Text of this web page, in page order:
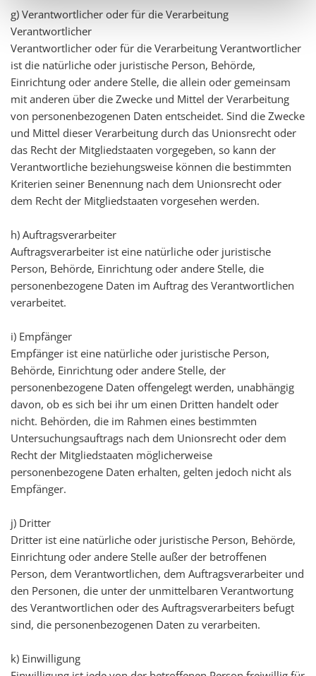
g) Verantwortlicher oder für die Verarbeitung
Verantwortlicher
Verantwortlicher oder für die Verarbeitung Verantwortlicher
ist die natürliche oder juristische Person, Behörde,
Einrichtung oder andere Stelle, die allein oder gemeinsam
mit anderen über die Zwecke und Mittel der Verarbeitung
von personenbezogenen Daten entscheidet. Sind die Zwecke
und Mittel dieser Verarbeitung durch das Unionsrecht oder
das Recht der Mitgliedstaaten vorgegeben, so kann der
Verantwortliche beziehungsweise können die bestimmten
Kriterien seiner Benennung nach dem Unionsrecht oder
dem Recht der Mitgliedstaaten vorgesehen werden.
h) Auftragsverarbeiter
Auftragsverarbeiter ist eine natürliche oder juristische
Person, Behörde, Einrichtung oder andere Stelle, die
personenbezogene Daten im Auftrag des Verantwortlichen
verarbeitet.
i) Empfänger
Empfänger ist eine natürliche oder juristische Person,
Behörde, Einrichtung oder andere Stelle, der
personenbezogene Daten offengelegt werden, unabhängig
davon, ob es sich bei ihr um einen Dritten handelt oder
nicht. Behörden, die im Rahmen eines bestimmten
Untersuchungsauftrags nach dem Unionsrecht oder dem
Recht der Mitgliedstaaten möglicherweise
personenbezogene Daten erhalten, gelten jedoch nicht als
Empfänger.
j) Dritter
Dritter ist eine natürliche oder juristische Person, Behörde,
Einrichtung oder andere Stelle außer der betroffenen
Person, dem Verantwortlichen, dem Auftragsverarbeiter und
den Personen, die unter der unmittelbaren Verantwortung
des Verantwortlichen oder des Auftragsverarbeiters befugt
sind, die personenbezogenen Daten zu verarbeiten.
k) Einwilligung